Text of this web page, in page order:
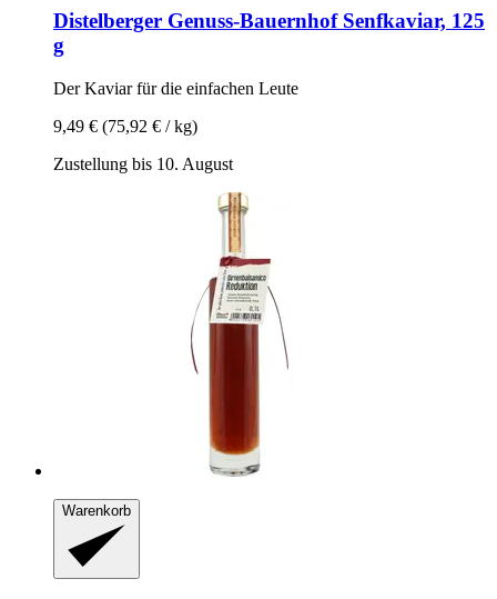
Distelberger Genuss-BauernhofSenfkaviar, 125
g
Der Kaviar für die einfachen Leute
9,49 € (75,92 € / kg)
Zustellung bis 10. August
Warenkorb